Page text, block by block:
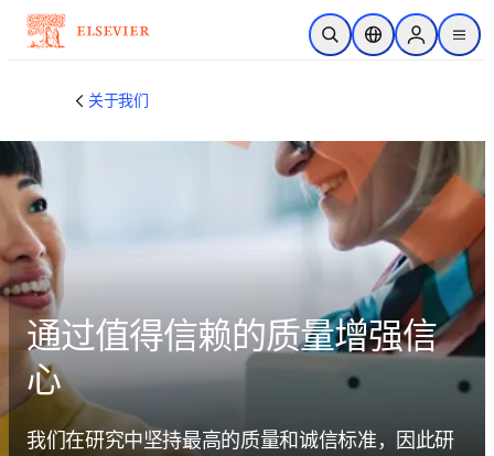
跳转到主内容
开放搜索位置选择器Sign in to
menu
关于我们
通过值得信赖的质量增强信
心
我们在研究中坚持最高的质量和诚信标准，因此研